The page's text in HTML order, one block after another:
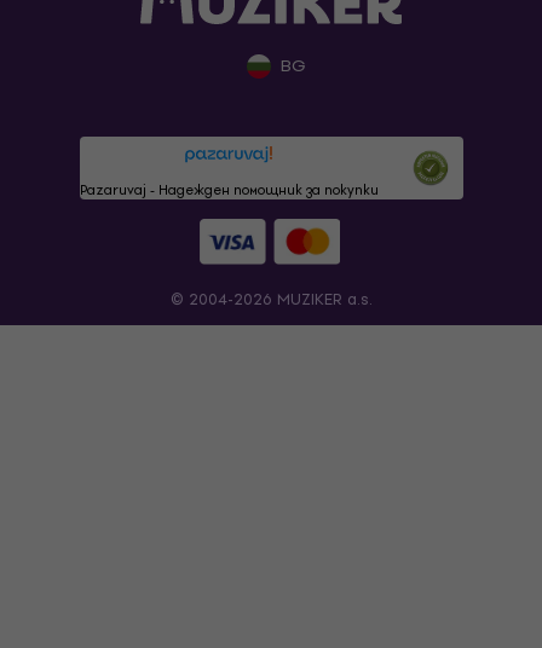
BG
Pazaruvaj - Надежден помощник за покупки
© 2004-2026 MUZIKER a.s.